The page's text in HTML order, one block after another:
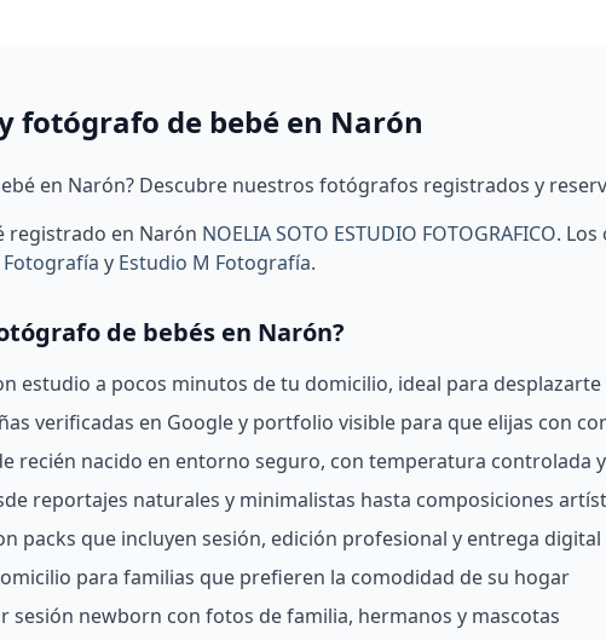
fotógrafo de bebé en Narón
en Narón? Descubre nuestros fotógrafos registrados y
registrado en Narón NOELIA SOTO ESTUDIO FOTOGRAFICO.
Fotografía y Estudio M Fotografía.
de bebés en Narón?
estudio a pocos minutos de tu domicilio, ideal para
verificadas en Google y portfolio visible para que elijas con
recién nacido en entorno seguro, con temperatura controlada
reportajes naturales y minimalistas hasta composiciones
packs que incluyen sesión, edición profesional y entrega
para familias que prefieren la comodidad de su hogar
sesión newborn con fotos de familia, hermanos y mascotas